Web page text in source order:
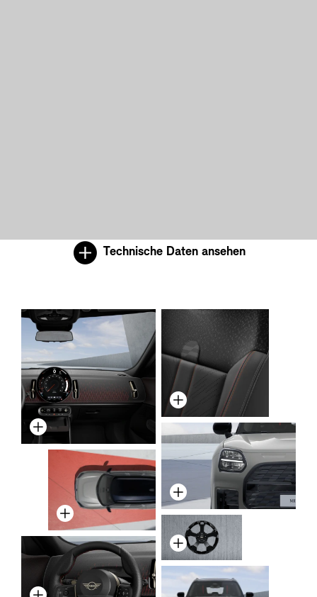
Technische Daten ansehen